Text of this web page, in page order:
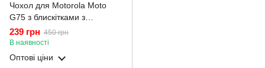
Чохол для Motorola Moto
G75 з блискітками з
метеликами на моторола
г75 бузковий
239 грн 450 грн
В наявності
Оптові ціни